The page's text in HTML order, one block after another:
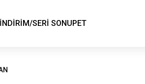
İNDİRİM/SERİ SONUPET